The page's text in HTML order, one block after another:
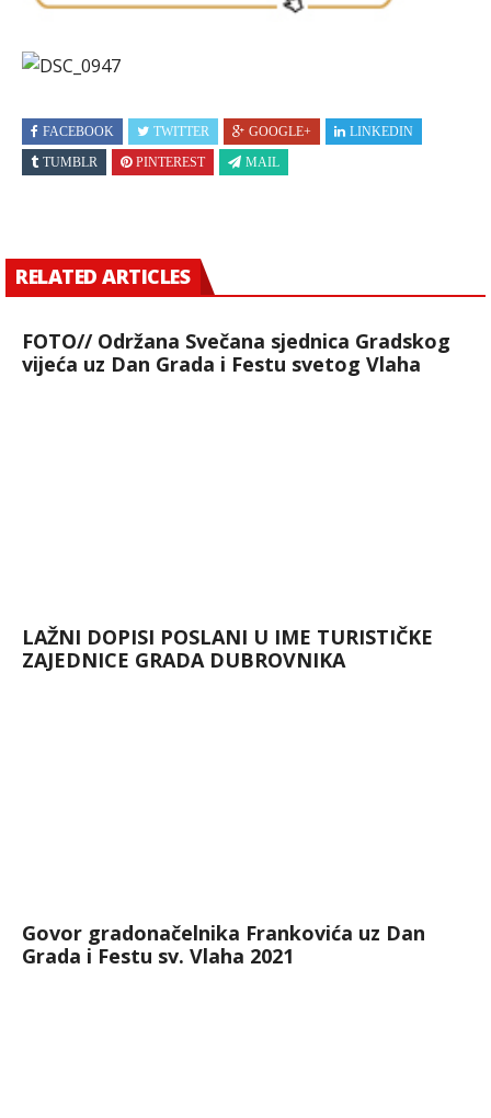
FACEBOOK TWITTER GOOGLE+
LINKEDIN
TUMBLR
PINTEREST MAIL
RELATED ARTICLES
FOTO// Održana Svečana sjednica Gradskog
vijeća uz Dan Grada i Festu svetog Vlaha
LAŽNI DOPISI POSLANI U IME TURISTIČKE
ZAJEDNICE GRADA DUBROVNIKA
Govor gradonačelnika Frankovića uz Dan
Grada i Festu sv. Vlaha 2021